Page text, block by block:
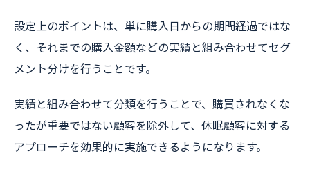
設定上のポイントは、単に購入日からの期間経過ではな
く、それまでの購入金額などの実績と組み合わせてセグ
メント分けを行うことです。
実績と組み合わせて分類を行うことで、購買されなくな
ったが重要ではない顧客を除外して、休眠顧客に対する
アプローチを効果的に実施できるようになります。